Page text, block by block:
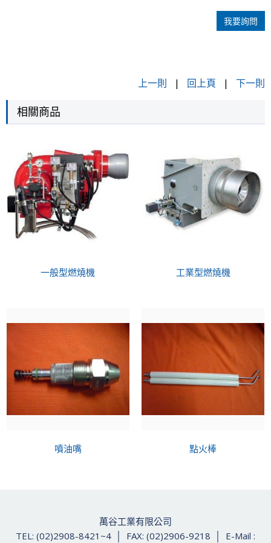
我要詢問
上一則 | 回上頁 | 下一則
相關商品
一般型燃燒機 工業型燃燒機
噴油嘴 點火棒
萬谷工業有限公司
TEL: (02)2908-8421~4 │ FAX: (02)2906-9218 │ E-Mail :